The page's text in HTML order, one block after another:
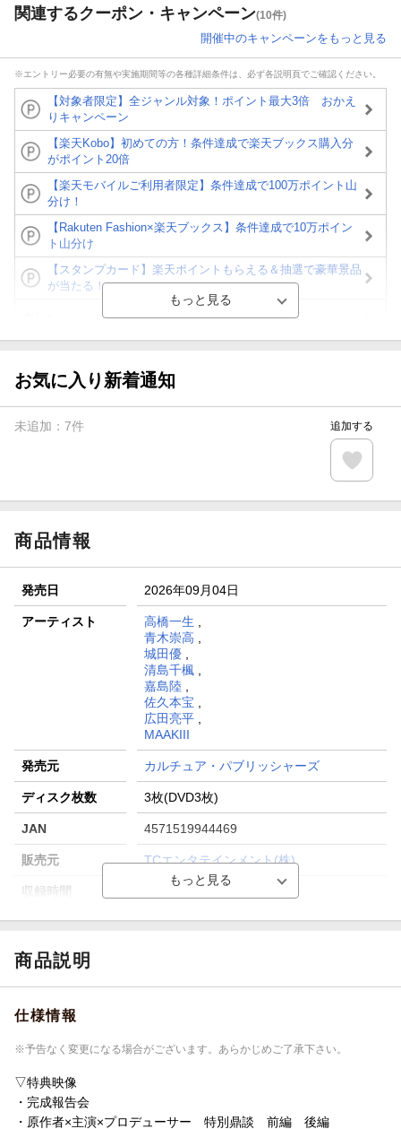
関連するクーポン・キャンペーン(10件)
開催中のキャンペーンをもっと見る
※エントリー必要の有無や実施期間等の各種詳細条件は、必ず各説明頁でご確認ください。
【対象者限定】全ジャンル対象！ポイント最大3倍 おかえ
りキャンペーン
【楽天Kobo】初めての方！条件達成で楽天ブックス購入分
がポイント20倍
【楽天モバイルご利用者限定】条件達成で100万ポイント山
分け！
【Rakuten Fashion×楽天ブックス】条件達成で10万ポイン
ト山分け
【スタンプカード】楽天ポイントもらえる＆抽選で豪華景品
が当たる！
Blu-ray・DVDセール・お買い得情報
ラン）が当たる！
条件達成で楽天限定・宝塚歌劇 宙組貸切公演ペアチケット
エントリー＆条件達成で『鬼滅の刃』オリジナルきんちゃく
お気に入り新着通知
未追加： 7件 追加する
商品情報
発売日 2026年09月04日
アーティスト 高橋一生 ,
青木崇高 ,
城田優,
清島千楓,
嘉島陸,
佐久本宝 ,
広田亮平,
MAAKIII
発売元 カルチュア・パブリッシャーズ
ディスク枚数 3枚(DVD3枚)
JAN 4571519944469
販売元 TCエンタテインメント(株)
収録時間
品番 TCED-8772
画面サイズ
色彩 カラー
言語
音声方式
ドルビーデジタルステレオ(オリジナル音声
制作国
商品説明
仕様情報
※予告なく変更になる場合がございます。あらかじめご了承下さい。
▽特典映像
・完成報告会
・原作者×主演×プロデューサー 特別鼎談 前編 後編